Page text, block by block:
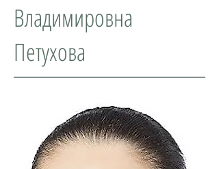
Владимировна
Петухова